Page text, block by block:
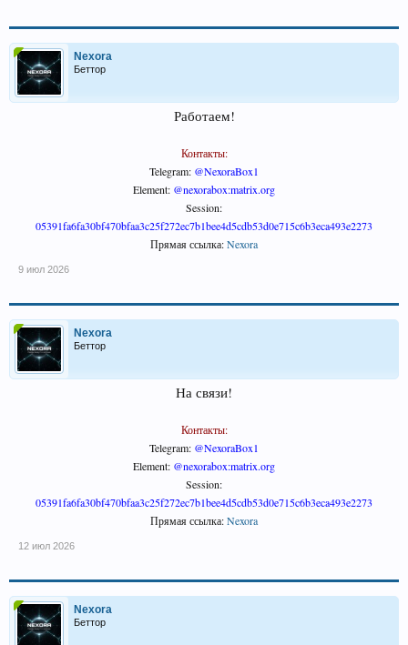
Nexora
Беттор
Работаем!
Контакты:
Telegram: @NexoraBox1
Element: @nexorabox:matrix.org
Session:
05391fa6fa30bf470bfaa3c25f272ec7b1bee4d5cdb53d0e715c6b3eca493e2273
Прямая ссылка:Nexora
9 июл 2026
Nexora
Беттор
На связи!
Контакты:
Telegram: @NexoraBox1
Element: @nexorabox:matrix.org
Session:
05391fa6fa30bf470bfaa3c25f272ec7b1bee4d5cdb53d0e715c6b3eca493e2273
Прямая ссылка:Nexora
12 июл 2026
Nexora
Беттор